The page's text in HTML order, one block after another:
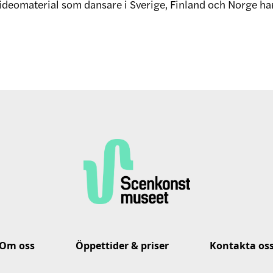
som dansare i Sverige, Finland och Norge
Om oss Öppettider & priser Kontakta